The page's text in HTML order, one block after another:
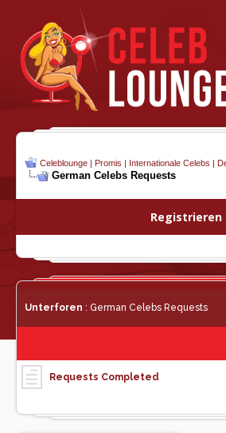
Celeblounge | Promis | Internationale Celebs |
German Celebs Requests
Registrieren
Unterforen : German Celebs Requests
Requests Completed